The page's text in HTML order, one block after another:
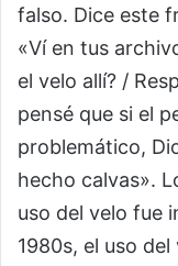
falso. Dice este
«Ví en tus
el velo allí? /
pensé que si el
problemático,
hecho calvas».
uso del velo fue
1980s, el uso